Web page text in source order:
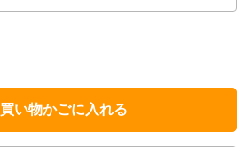
買い物かごに入れる